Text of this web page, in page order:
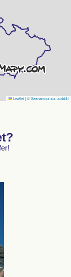
Leaflet|© Seznam.cz a.s. a další